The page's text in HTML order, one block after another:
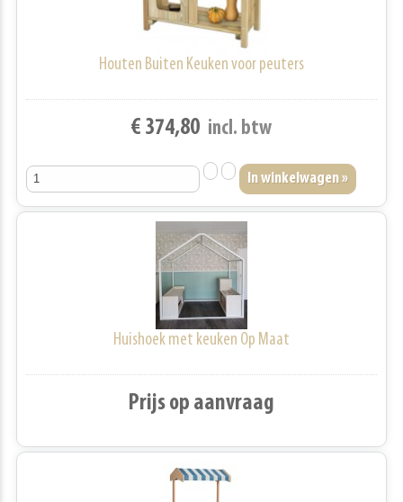
Houten Buiten Keuken voor peuters
€ 374,80 incl. btw
Huishoek met keuken Op Maat
Prijs op aanvraag